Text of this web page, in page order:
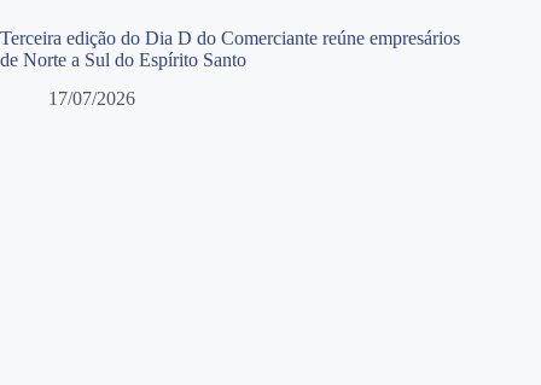
Terceira edição do Dia D do Comerciante reúne empresários
de Norte a Sul do Espírito Santo
17/07/2026